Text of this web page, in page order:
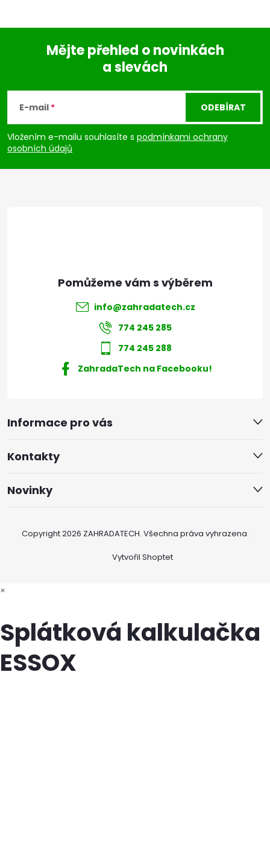
p
a
Mějte přehled o novinkách
a slevách
E-mail
Vložením e-mailu souhlasíte s podmínkami ochrany
osobních údajů
ODEBÍRAT
Informace pro vás
Kontakty
Novinky
info@zahradatech.cz
774 245 285
774 245 288
ZahradaTech na Facebooku!
Vytvořil Shoptet
Copyright 2026 ZAHRADATECH. Všechna práva vyhrazena.
×
Splátková kalkulačka
ESSOX